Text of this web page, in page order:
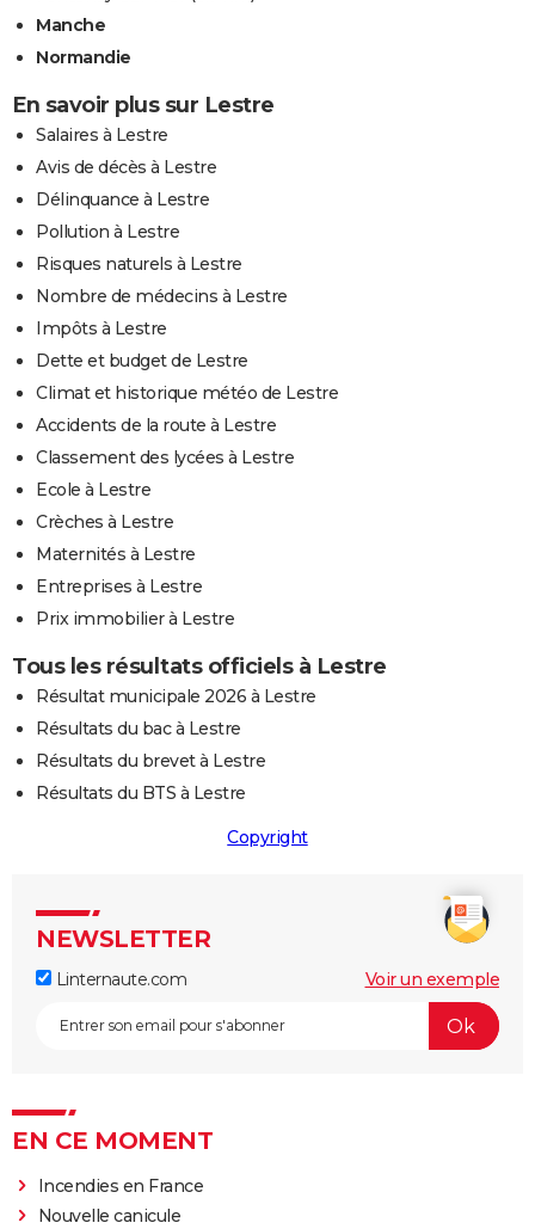
Manche
Normandie
En savoir plus sur Lestre
Salaires à Lestre
Avis de décès à Lestre
Délinquance à Lestre
Pollution à Lestre
Risques naturels à Lestre
Nombre de médecins à Lestre
Impôts à Lestre
Dette et budget de Lestre
Climat et historique météo de Lestre
Accidents de la route à Lestre
Classement des lycées à Lestre
Ecole à Lestre
Crèches à Lestre
Maternités à Lestre
Entreprises à Lestre
Prix immobilier à Lestre
Tous les résultats officiels à Lestre
Résultat municipale 2026 à Lestre
Résultats du bac à Lestre
Résultats du brevet à Lestre
Résultats du BTS à Lestre
Copyright
NEWSLETTER
Linternaute.com Voir un exemple
EN CE MOMENT
Incendies en France
Nouvelle canicule